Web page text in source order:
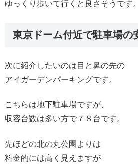
ゆっくり歩いて行くと良さそうです。
東京ドーム付近で駐車場の
次に紹介したいのは目と鼻の先の
アイガーデンパーキングです。
こちらは地下駐車場ですが、
収容台数は多い方で７８台です。
先ほどの北の丸公園よりは
料金的には高く見えますが